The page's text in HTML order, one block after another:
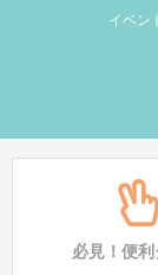
イベン
必見！便